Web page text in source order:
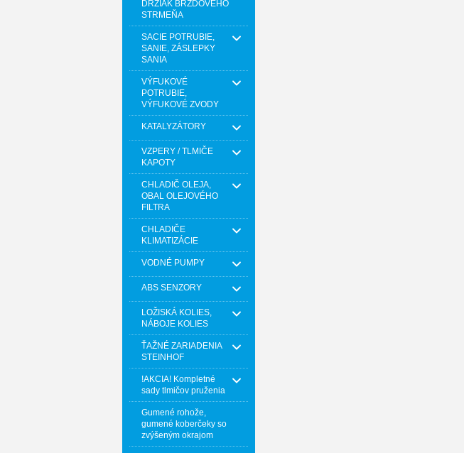
DRŽIAK BRZDOVÉHO
STRMEŇA
SACIE POTRUBIE,
SANIE, ZÁSLEPKY
SANIA
VÝFUKOVÉ
POTRUBIE,
VÝFUKOVÉ ZVODY
KATALYZÁTORY
VZPERY / TLMIČE
KAPOTY
CHLADIČ OLEJA,
OBAL OLEJOVÉHO
FILTRA
CHLADIČE
KLIMATIZÁCIE
VODNÉ PUMPY
ABS SENZORY
LOŽISKÁ KOLIES,
NÁBOJE KOLIES
ŤAŽNÉ ZARIADENIA
STEINHOF
!AKCIA! Kompletné
sady tlmičov pruženia
Gumené rohože,
gumené koberčeky so
zvýšeným okrajom